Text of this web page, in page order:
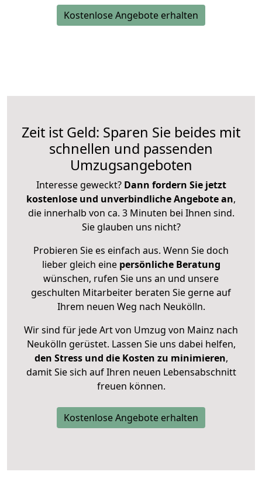
Kostenlose Angebote erhalten
Zeit ist Geld: Sparen Sie beides mit
schnellen und passenden
Umzugsangeboten
Interesse geweckt? Dann fordern Sie jetzt
kostenlose und unverbindliche Angebote an,
die innerhalb von ca. 3 Minuten bei Ihnen sind.
Sie glauben uns nicht?
Probieren Sie es einfach aus. Wenn Sie doch
lieber gleich eine persönliche Beratung
wünschen, rufen Sie uns an und unsere
geschulten Mitarbeiter beraten Sie gerne auf
Ihrem neuen Weg nach Neukölln.
Wir sind für jede Art von Umzug von Mainz nach
Neukölln gerüstet. Lassen Sie uns dabei helfen,
den Stress und die Kosten zu minimieren,
damit Sie sich auf Ihren neuen Lebensabschnitt
freuen können.
Kostenlose Angebote erhalten